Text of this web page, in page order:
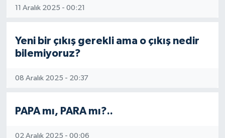
11 Aralık 2025 - 00:21
Yeni bir çıkış gerekli ama o çıkış nedir
bilemiyoruz?
08 Aralık 2025 - 20:37
PAPA mı, PARA mı?..
02 Aralık 2025 - 00:06